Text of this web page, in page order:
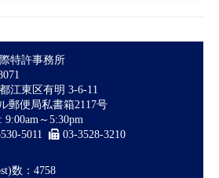
特許事務所
江東区有明 3-6-11
郵便局私書箱2117号
9:00am～5:30pm
5011
03-3528-3210
数：4758